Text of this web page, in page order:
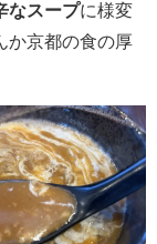
なスープに様変
か京都の食の厚